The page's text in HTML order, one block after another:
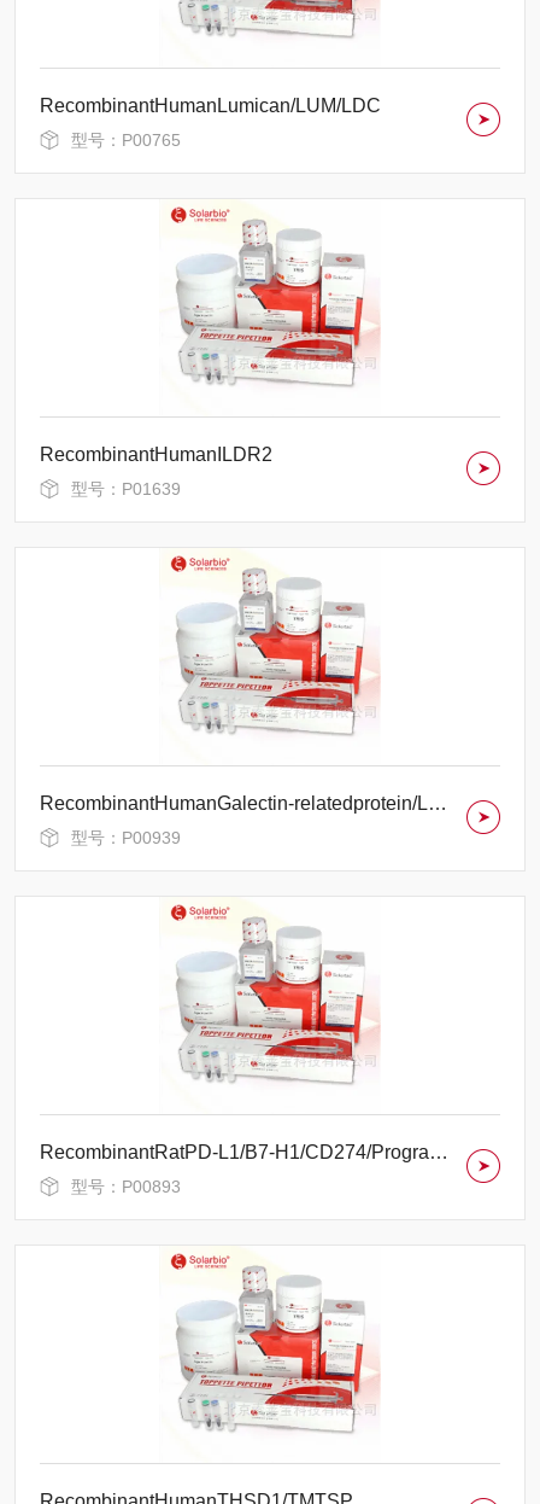
RecombinantHumanLumican/LUM/LDC
型号：P00765
RecombinantHumanILDR2
型号：P01639
RecombinantHumanGalectin-relatedprotein/LGALSL/HSPC159/GRP
型号：P00939
RecombinantRatPD-L1/B7-H1/CD274/ProgrammedCellDeath1Ligand1
型号：P00893